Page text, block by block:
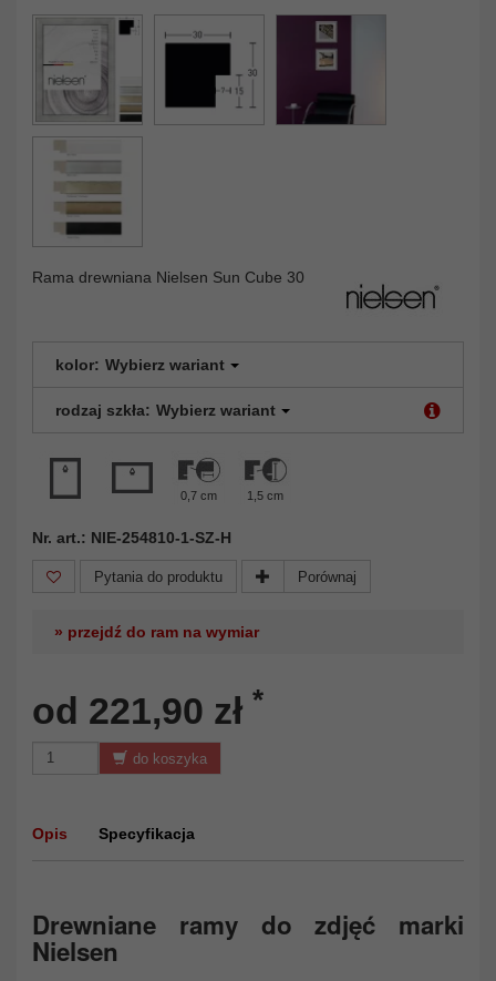
Rama drewniana Nielsen Sun Cube 30
kolor: Wybierz wariant
rodzaj szkła: Wybierz wariant
0,7 cm 1,5 cm
Nr. art.: NIE-254810-1-SZ-H
Pytania do produktu Porównaj
» przejdź do ram na wymiar
od 221,90 zł *
do koszyka
Opis Specyfikacja
Drewniane ramy do zdjęć marki
Nielsen